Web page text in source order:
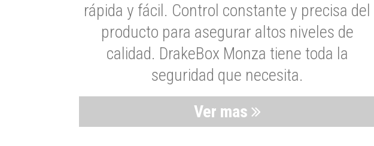
rápida y fácil. Control constante y precisa del
producto para asegurar altos niveles de
calidad. DrakeBox Monza tiene toda la
seguridad que necesita.
Ver mas